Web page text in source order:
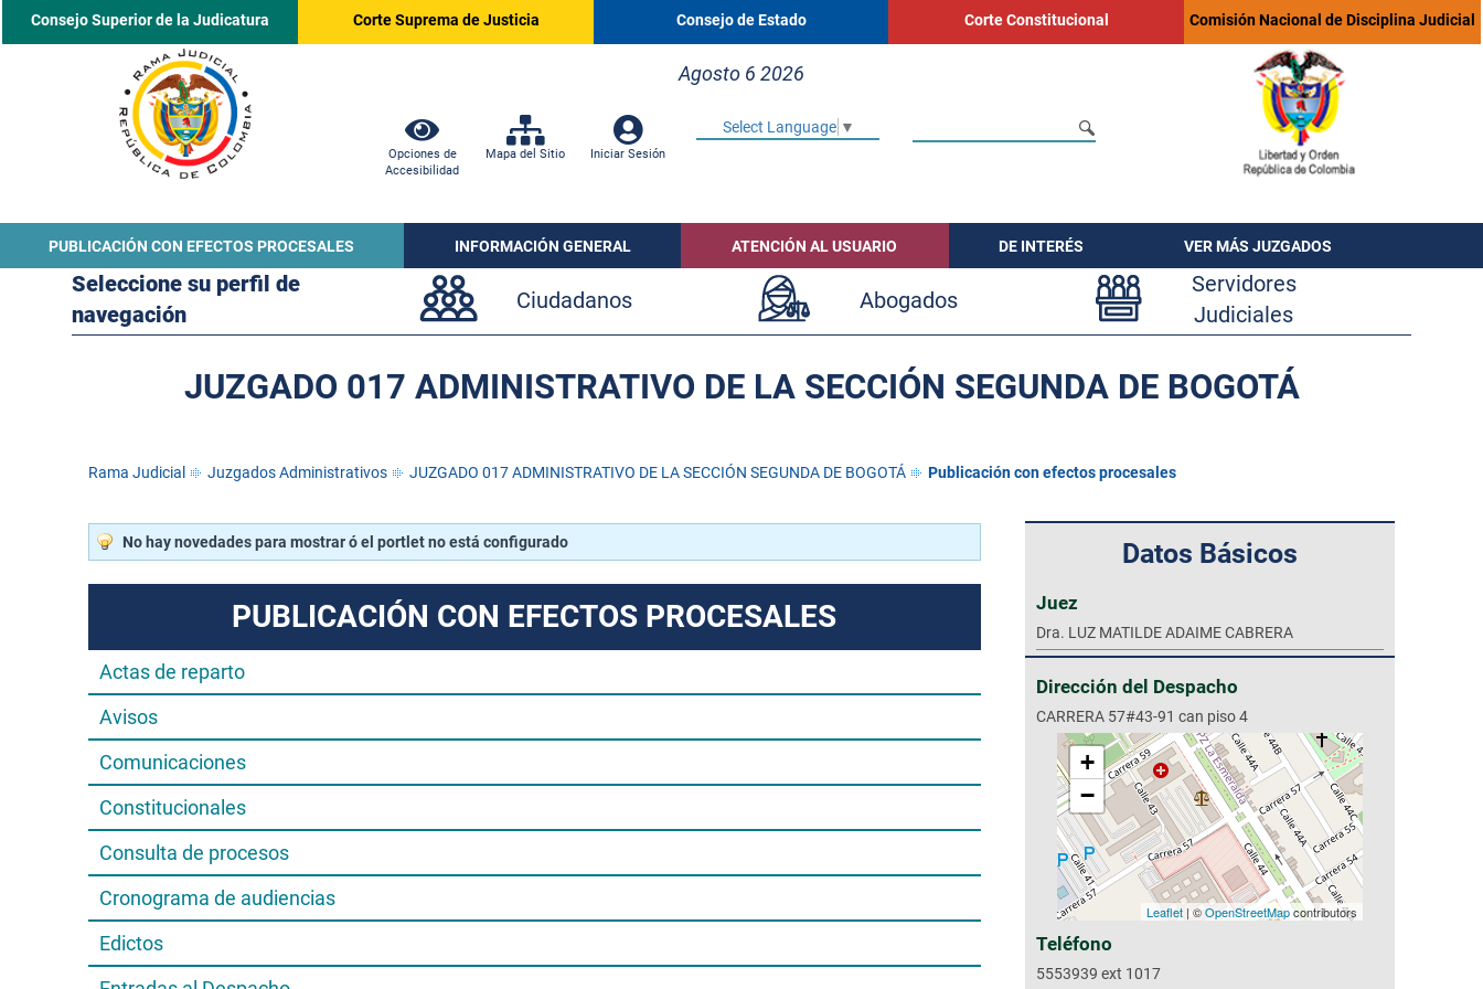
Consejo Superior de la Judicatura Corte Suprema de Justicia Consejo de Estado Corte Constitucional Comisión Nacional de Disciplina Judicial
Agosto 6 2026
Opciones de
Accesibilidad
Mapa del Sitio Iniciar Sesión
Select Language ▼
PUBLICACIÓN CON EFECTOS PROCESALES INFORMACIÓN GENERAL ATENCIÓN AL USUARIO DE INTERÉS VER MÁS JUZGADOS
Seleccione su perfil de
navegación
Ciudadanos Abogados
Servidores
Judiciales
JUZGADO 017 ADMINISTRATIVO DE LA SECCIÓN SEGUNDA DE BOGOTÁ
Rama Judicial Juzgados Administrativos JUZGADO 017 ADMINISTRATIVO DE LA SECCIÓN SEGUNDA DE BOGOTÁ Publicación con efectos procesales
No hay novedades para mostrar ó el portlet no está configurado
PUBLICACIÓN CON EFECTOS PROCESALES
Actas de reparto
Avisos
Comunicaciones
Constitucionales
Consulta de procesos
Cronograma de audiencias
Edictos
Datos Básicos
Juez
Dra. LUZ MATILDE ADAIME CABRERA
Dirección del Despacho
CARRERA 57#43-91 can piso 4
+
−
Leaflet | ©OpenStreetMapcontributors
Teléfono
5553939 ext 1017